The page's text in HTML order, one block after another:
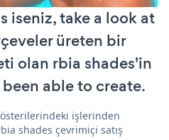
iseniz, take a look at
üreten bir
olan rbia shades'in
able to create.
işlerinden
shades çevrimiçi satış